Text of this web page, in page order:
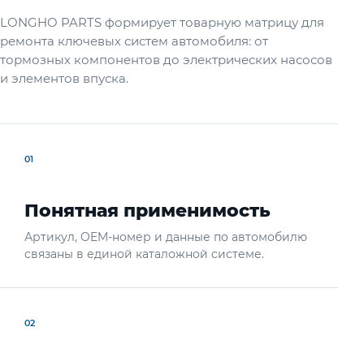
LONGHO PARTS формирует товарную матрицу для
ремонта ключевых систем автомобиля: от
тормозных компонентов до электрических насосов
и элементов впуска.
01
Понятная применимость
Артикул, OEM-номер и данные по автомобилю
связаны в единой каталожной системе.
02